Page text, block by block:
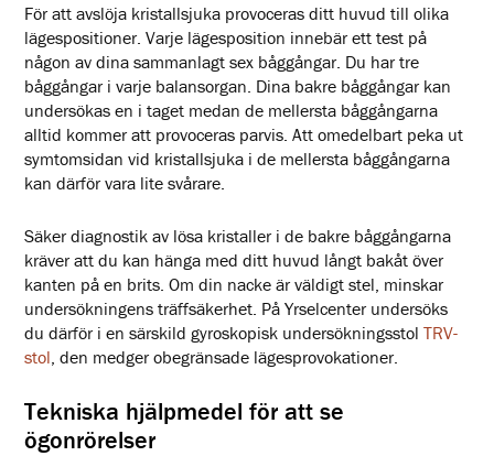
För att avslöja kristallsjuka provoceras ditt huvud till olika
lägespositioner. Varje lägesposition innebär ett test på
någon av dina sammanlagt sex båggångar. Du har tre
båggångar i varje balansorgan. Dina bakre båggångar kan
undersökas en i taget medan de mellersta båggångarna
alltid kommer att provoceras parvis. Att omedelbart peka ut
symtomsidan vid kristallsjuka i de mellersta båggångarna
kan därför vara lite svårare.
Säker diagnostik av lösa kristaller i de bakre båggångarna
kräver att du kan hänga med ditt huvud långt bakåt över
kanten på en brits. Om din nacke är väldigt stel, minskar
undersökningens träffsäkerhet. På Yrselcenter undersöks
du därför i en särskild gyroskopisk undersökningsstolTRV-
stol , den medger obegränsade lägesprovokationer.
Tekniska hjälpmedel för att se
ögonrörelser